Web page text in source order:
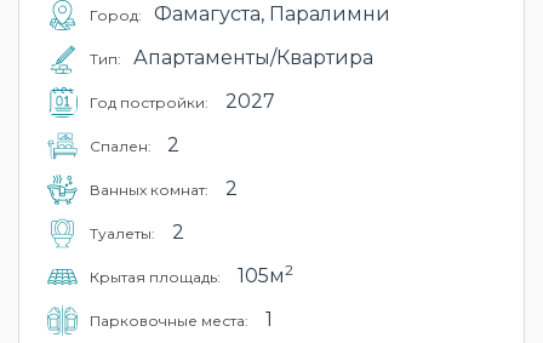
Город: Фамагуста, Паралимни
Тип: Апартаменты/Квартира
Год постройки: 2027
Cпален: 2
Ванных комнат: 2
Туалеты: 2
Крытая площадь: 105м2
Парковочные места: 1